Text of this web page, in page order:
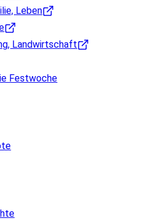
Leben
Landwirtschaft
Festwoche